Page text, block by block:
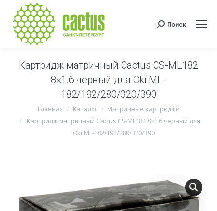
Поиск:
Поиск
Картридж матричный Cactus CS-ML182
8×1.6 черный для Oki ML-
182/192/280/320/390
Вы здесь:Главная Каталог
Матричные картриджи
Картридж матричный Cactus CS-ML182 8×1.6 черный для
Oki ML-182/192/280/320/390